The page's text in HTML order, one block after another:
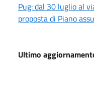
Pug: dal 30 luglio al
proposta di Piano
Ultimo